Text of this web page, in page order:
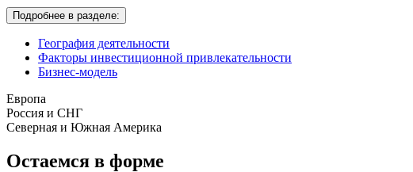
Подробнее в разделе:
География деятельности
Факторы инвестиционной привлекательности
Бизнес-модель
Европа
Россия и СНГ
Северная и Южная Америка
Остаемся в форме